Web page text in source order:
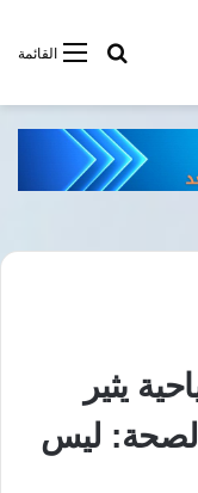
القائمةأبحت فى
يثير
الصحة: ليس